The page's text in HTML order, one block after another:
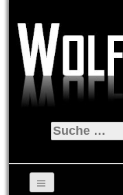
Suche
nach: